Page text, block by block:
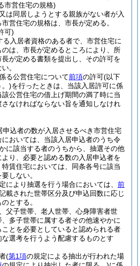
市営住宅の規格)
は同居しようとする親族がない者が入
営住宅の規格は、市長が定める。
可)
る入居者資格のある者で、市営住宅に
のは、市長が定めるところにより、所
が定める書類を提出し、その許可を
。
る公営住宅について前項の許可(以下
。)を行ったときは、当該入居許可に係
公営住宅の借上げ期間の満了時に当
なければならない旨を通知しなけれ
申込者の数が入居させるべき市営住宅
おいては、当該入居申込者のうち令
に該当する者のうちから、抽選その他
り、必要と認める数の入居申込者を
特賃住宅においては、同条各号に該当
しない。
により抽選を行う場合においては、 前
載された世帯区分及び申込回数に応じ
とする。
父子世帯、老人世帯、心身障害者世
多子世帯に属する者その他速やかに
とを必要としていると認められる者
選考を行うよう配慮するものとす
(第1項の規定による抽出が行われた場